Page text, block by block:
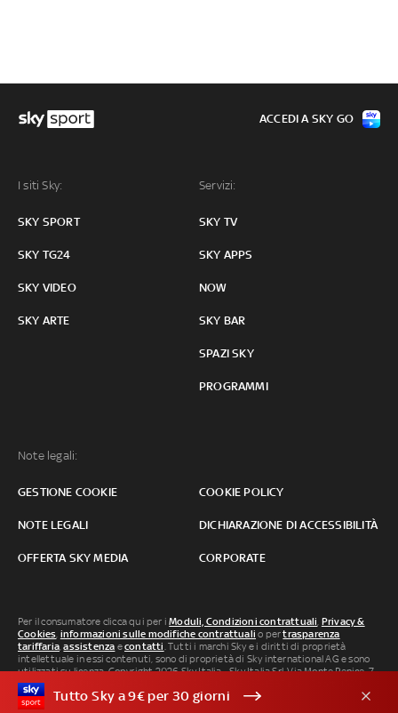
I siti Sky:
SKY SPORT
SKY TG24
SKY VIDEO
SKY ARTE
Servizi:
SKY TV
SKY APPS
NOW
SKY BAR
SPAZI SKY
PROGRAMMI
Note legali:
GESTIONE COOKIE COOKIE POLICY
NOTE LEGALI DICHIARAZIONE DI ACCESSIBILITÀ
OFFERTA SKY MEDIA CORPORATE
ACCEDI A SKY GO
Per il consumatore clicca qui per iModuli, Condizioni contrattuali, Privacy &
Cookies, informazioni sulle modifiche contrattuali o pertrasparenza
tariffaria,assistenza econtatti. Tutti i marchi Sky e i diritti di proprietà
intellettuale in essi contenuti, sono di proprietà di Sky international AG e sono
utilizzati su licenza. Copyright 2026 Sky Italia - Sky Italia Srl Via Monte Penice, 7 -
20138 Milano P.IVA 04619241005. SkyTG24: ISSN 3035-1537 e SkySport: ISSN
3035-1545.Segnalazione Abusi
Tutto Sky a 9€ per 30 giorni